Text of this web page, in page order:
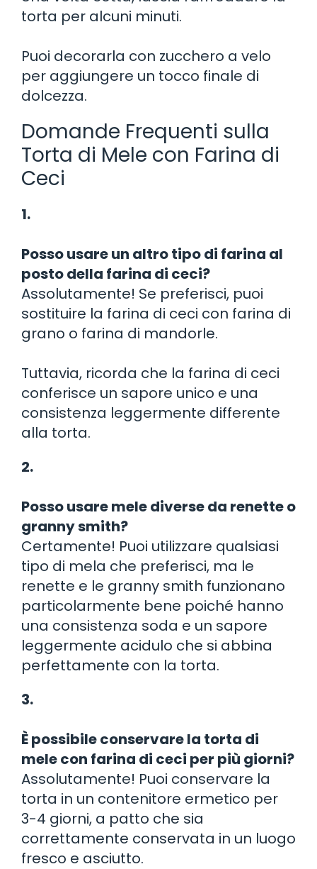
torta per alcuni minuti.
Puoi decorarla con zucchero a velo
per aggiungere un tocco finale di
dolcezza.
Domande Frequenti sulla
Torta di Mele con Farina di
Ceci
1.
Posso usare un altro tipo di farina al
posto della farina di ceci?
Assolutamente! Se preferisci, puoi
sostituire la farina di ceci con farina di
grano o farina di mandorle.
Tuttavia, ricorda che la farina di ceci
conferisce un sapore unico e una
consistenza leggermente differente
alla torta.
2.
Posso usare mele diverse da renette o
granny smith?
Certamente! Puoi utilizzare qualsiasi
tipo di mela che preferisci, ma le
renette e le granny smith funzionano
particolarmente bene poiché hanno
una consistenza soda e un sapore
leggermente acidulo che si abbina
perfettamente con la torta.
3.
È possibile conservare la torta di
mele con farina di ceci per più giorni?
Assolutamente! Puoi conservare la
torta in un contenitore ermetico per
3-4 giorni, a patto che sia
correttamente conservata in un luogo
fresco e asciutto.